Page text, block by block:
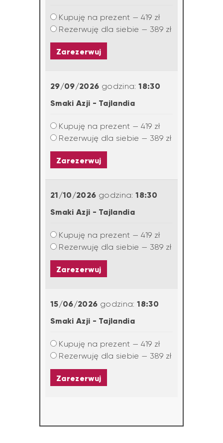
Kupuję na prezent — 419 zł
Rezerwuję dla siebie — 389 zł
Zarezerwuj
29/09/2026 godzina: 18:30
Smaki Azji - Tajlandia
Kupuję na prezent — 419 zł
Rezerwuję dla siebie — 389 zł
Zarezerwuj
21/10/2026 godzina: 18:30
Smaki Azji - Tajlandia
Kupuję na prezent — 419 zł
Rezerwuję dla siebie — 389 zł
Zarezerwuj
15/06/2026 godzina: 18:30
Smaki Azji - Tajlandia
Kupuję na prezent — 419 zł
Rezerwuję dla siebie — 389 zł
Zarezerwuj